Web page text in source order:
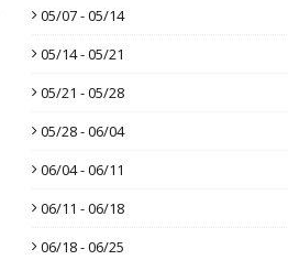
05/07 - 05/14
05/14 - 05/21
05/21 - 05/28
05/28 - 06/04
06/04 - 06/11
06/11 - 06/18
06/18 - 06/25